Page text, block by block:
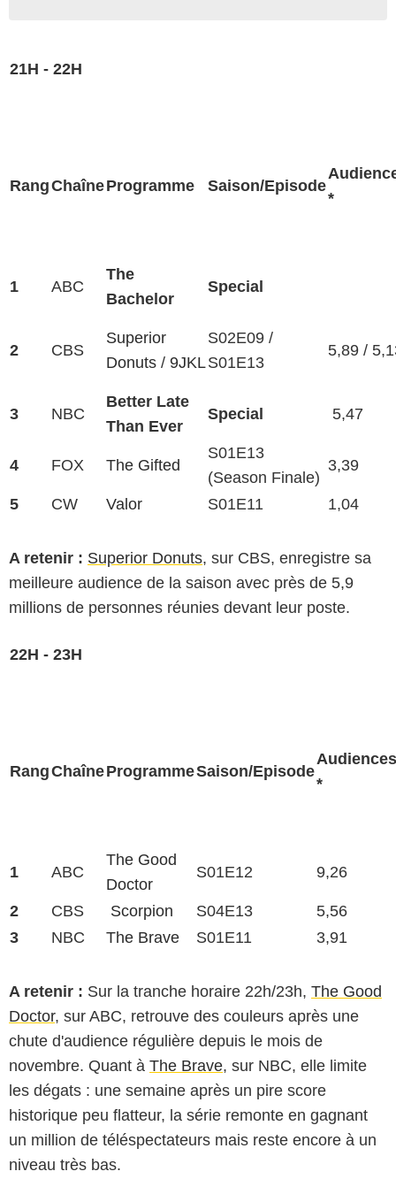
21H - 22H
RangChaîneProgramme Saison/Episode
*
1 ABC
The
Bachelor
Special
2 CBS
Superior
Donuts / 9JKL
S02E09 /
S01E13
5,89 /
3 NBC
Better Late
Than Ever
Special 5,47
4 FOX The Gifted
S01E13
(Season Finale)
3,39
5 CW Valor S01E11 1,04
A retenir : Superior Donuts, sur CBS, enregistre sa
meilleure audience de la saison avec près de 5,9
millions de personnes réunies devant leur poste.
22H - 23H
RangChaîneProgrammeSaison/Episode
Audiences
*
1 ABC
The Good
Doctor
S01E12 9,26
2 CBS Scorpion S04E13
5,56
3
NBC The Brave S01E11 3,91
A retenir : Sur la tranche horaire 22h/23h, The Good
Doctor, sur ABC, retrouve des couleurs après une
chute d'audience régulière depuis le mois de
novembre. Quant à The Brave, sur NBC, elle limite
les dégats : une semaine après un pire score
historique peu flatteur, la série remonte en gagnant
un million de téléspectateurs mais reste encore à un
niveau très bas.